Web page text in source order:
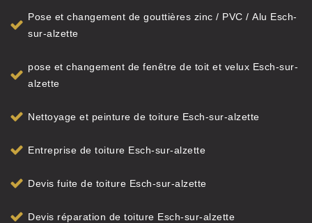
Pose et changement de gouttières zinc / PVC / Alu Esch-
sur-alzette
pose et changement de fenêtre de toit et velux Esch-sur-
alzette
Nettoyage et peinture de toiture Esch-sur-alzette
Entreprise de toiture Esch-sur-alzette
Devis fuite de toiture Esch-sur-alzette
Devis réparation de toiture Esch-sur-alzette